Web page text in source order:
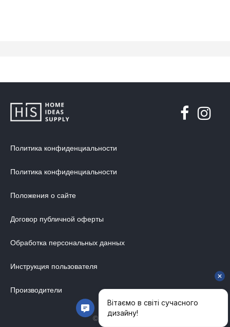
Политика конфиденциальности
Политика конфиденциальности
Положения о сайте
Договор публичной оферты
Обработка персональных данных
Инструкция пользователя
Производители
© 2014-2026